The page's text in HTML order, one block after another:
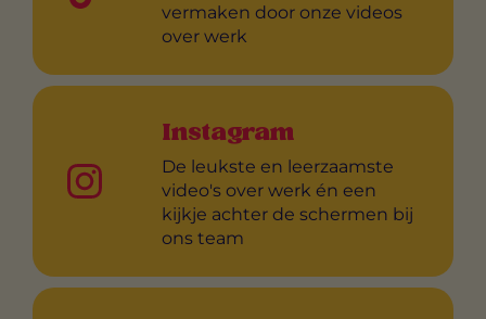
vermaken door onze videos
over werk
Instagram
De leukste en leerzaamste
video's over werk én een
kijkje achter de schermen bij
ons team